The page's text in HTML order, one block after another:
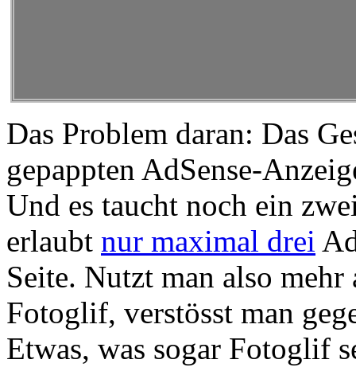
Das Problem daran: Das
gepappten AdSense-
Und es taucht noch ein
erlaubt nur maximal drei
Seite. Nutzt man also
Fotoglif, verstösst man
Etwas, was sogar Fotoglif